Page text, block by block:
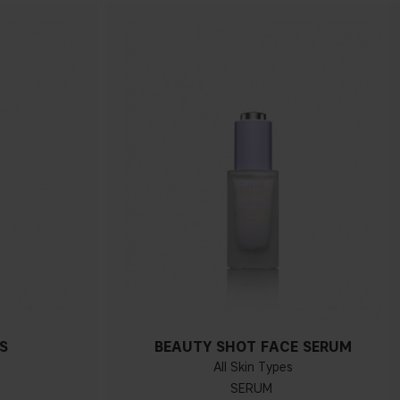
BEAUTY SHOT FACE SERUM
All Skin Types
SERUM